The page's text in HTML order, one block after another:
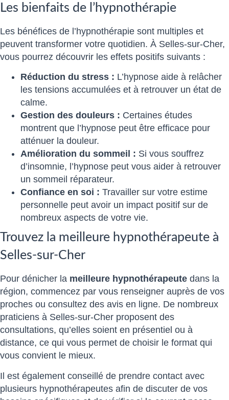
Les bienfaits de l’hypnothérapie
Les bénéfices de l’hypnothérapie sont multiples et
peuvent transformer votre quotidien. À Selles-sur-Cher,
vous pourrez découvrir les effets positifs suivants :
Réduction du stress : L’hypnose aide à relâcher
les tensions accumulées et à retrouver un état de
calme.
Gestion des douleurs : Certaines études
montrent que l’hypnose peut être efficace pour
atténuer la douleur.
Amélioration du sommeil : Si vous souffrez
d’insomnie, l’hypnose peut vous aider à retrouver
un sommeil réparateur.
Confiance en soi : Travailler sur votre estime
personnelle peut avoir un impact positif sur de
nombreux aspects de votre vie.
Trouvez la meilleure hypnothérapeute à
Selles-sur-Cher
Pour dénicher la meilleure hypnothérapeute dans la
région, commencez par vous renseigner auprès de vos
proches ou consultez des avis en ligne. De nombreux
praticiens à Selles-sur-Cher proposent des
consultations, qu’elles soient en présentiel ou à
distance, ce qui vous permet de choisir le format qui
vous convient le mieux.
Il est également conseillé de prendre contact avec
plusieurs hypnothérapeutes afin de discuter de vos